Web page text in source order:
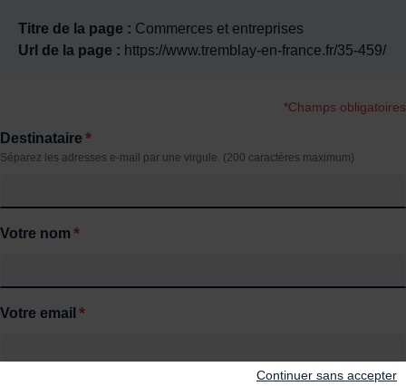
Continuer sans accepter
Titre de la page : Commerces et entreprises
Url de la page : https://www.tremblay-en-france.fr/35-459/
*Champs obligatoires
Destinataire *
Séparez les adresses e-mail par une virgule. (200 caractères maximum)
Votre nom *
Votre email *